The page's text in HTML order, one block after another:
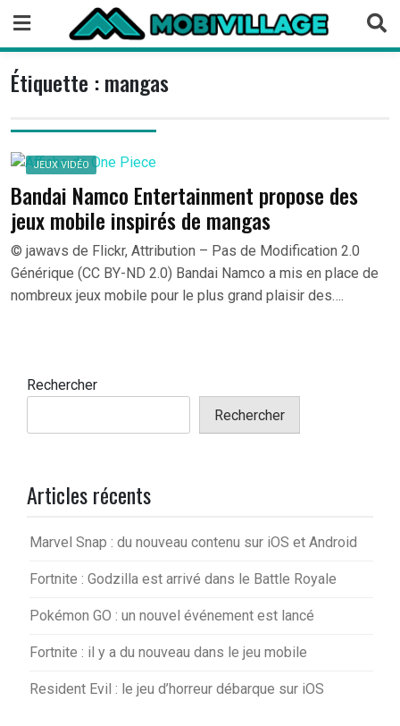
content
Étiquette :mangas
JEUX VIDÉO
Bandai Namco Entertainment propose des
jeux mobile inspirés de mangas
© jawavs de Flickr, Attribution – Pas de Modification 2.0
Générique (CC BY-ND 2.0) Bandai Namco a mis en place de
nombreux jeux mobile pour le plus grand plaisir des….
Rechercher
Rechercher
Articles récents
Marvel Snap : du nouveau contenu sur iOS et Android
Fortnite : Godzilla est arrivé dans le Battle Royale
Pokémon GO : un nouvel événement est lancé
Fortnite : il y a du nouveau dans le jeu mobile
Resident Evil : le jeu d’horreur débarque sur iOS